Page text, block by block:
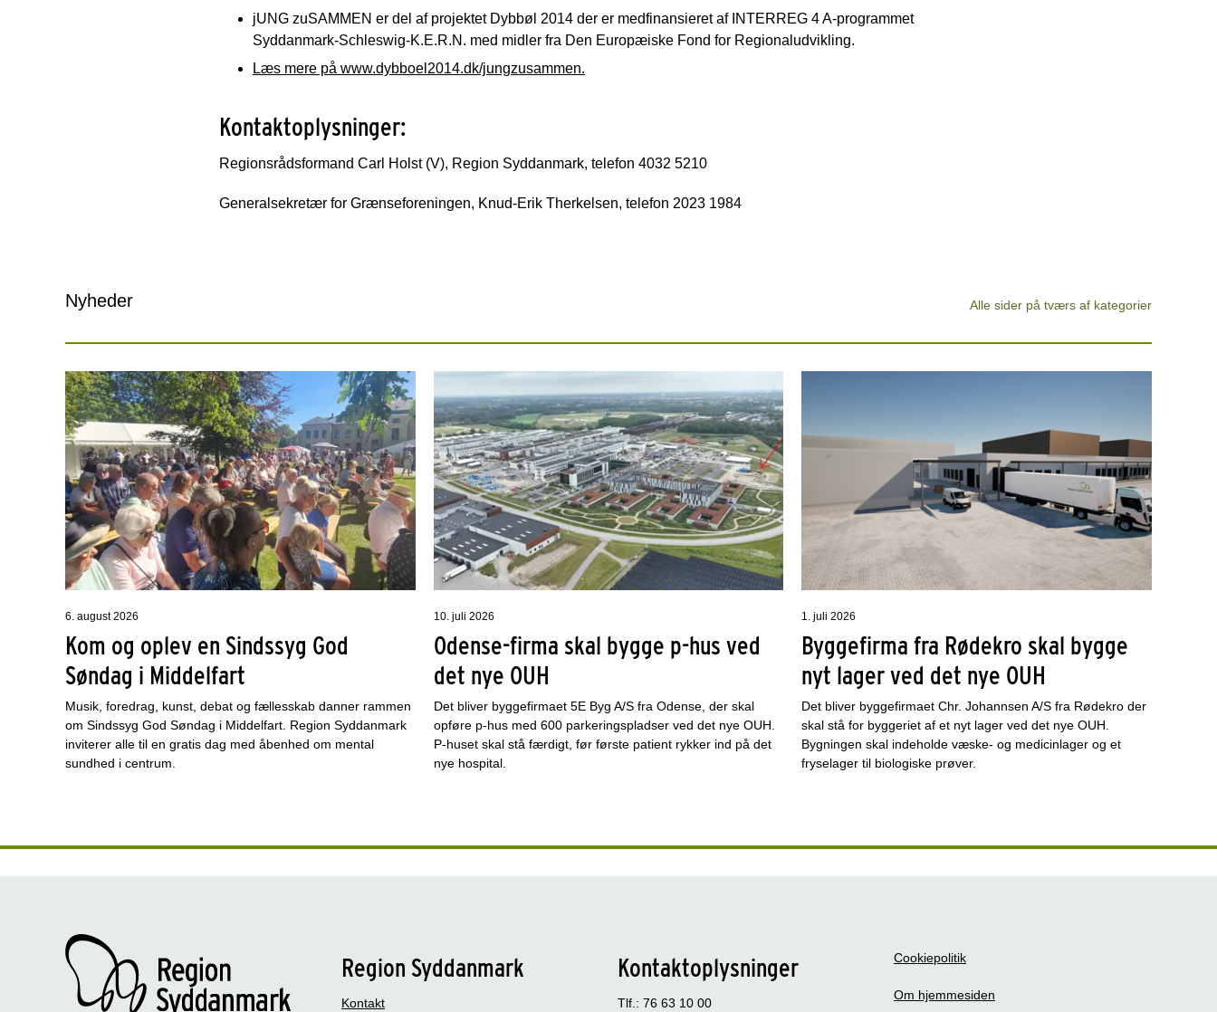
jUNG zuSAMMEN er del af projektet Dybbøl 2014 der er medfinansieret af INTERREG 4 A-programmet
Syddanmark-Schleswig-K.E.R.N. med midler fra Den Europæiske Fond for Regionaludvikling.
Læs mere på www.dybboel2014.dk/jungzusammen.
Kontaktoplysninger:
Regionsrådsformand Carl Holst (V), Region Syddanmark, telefon 4032 5210
Generalsekretær for Grænseforeningen, Knud-Erik Therkelsen, telefon 2023 1984
Nyheder Alle sider på tværs af kategorier
6. august 2026
Kom og oplev en Sindssyg God
Søndag i Middelfart
Musik, foredrag, kunst, debat og fællesskab danner rammen
om Sindssyg God Søndag i Middelfart. Region Syddanmark
inviterer alle til en gratis dag med åbenhed om mental
sundhed i centrum.
10. juli 2026
Odense-firma skal bygge p-hus ved
det nye OUH
Det bliver byggefirmaet 5E Byg A/S fra Odense, der skal
opføre p-hus med 600 parkeringspladser ved det nye OUH.
P-huset skal stå færdigt, før første patient rykker ind på det
nye hospital.
1. juli 2026
Byggefirma fra Rødekro skal bygge
nyt lager ved det nye OUH
Det bliver byggefirmaet Chr. Johannsen A/S fra Rødekro der
skal stå for byggeriet af et nyt lager ved det nye OUH.
Bygningen skal indeholde væske- og medicinlager og et
fryselager til biologiske prøver.
Region Syddanmark
Kontakt
Kontaktoplysninger
Tlf.: 76 63 10 00
Cookiepolitik
Om hjemmesiden